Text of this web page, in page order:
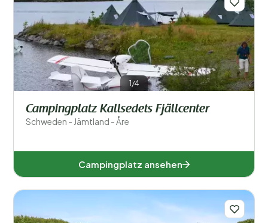
Beliebte Filter
Unterkunftstyp
Schwimmen
Allgemein
1/4
Campingplatz Kallsedets Fjällcenter
Schweden - Jämtland - Åre
Campingplatz ansehen